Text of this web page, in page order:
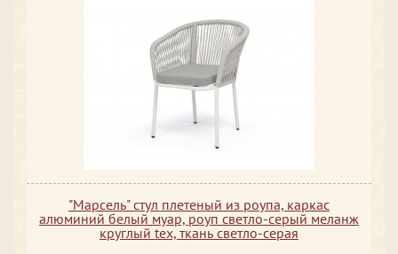
"Марсель" стул плетеный из роупа, каркас
алюминий белый муар, роуп светло-серый меланж
круглый tex, ткань светло-серая